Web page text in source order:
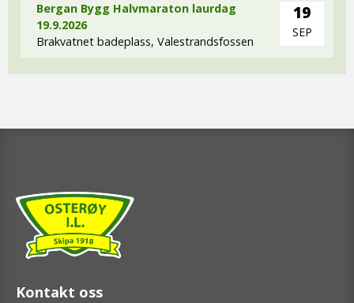
Bergan Bygg Halvmaraton laurdag
19.9.2026
Brakvatnet badeplass, Valestrandsfossen
19
SEP
Kontakt oss